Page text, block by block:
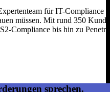
für IT-
müssen. Mit rund 350
Compliance bis hin zu
sprechen.